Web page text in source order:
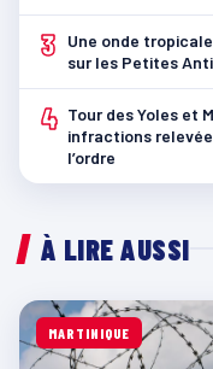
3
Une onde
sur les Petites
4 Tour des Yoles et
infractions
l’ordre
À LIRE AUSSI
MARTINIQUE